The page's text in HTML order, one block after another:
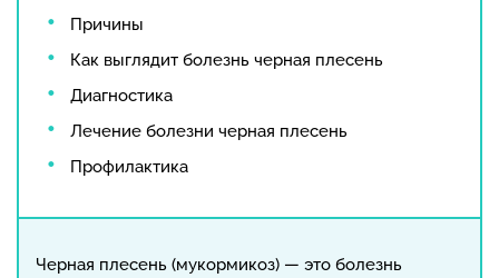
Причины
Как выглядит болезнь черная плесень
Диагностика
Лечение болезни черная плесень
Профилактика
Черная плесень (мукормикоз) — это болезнь